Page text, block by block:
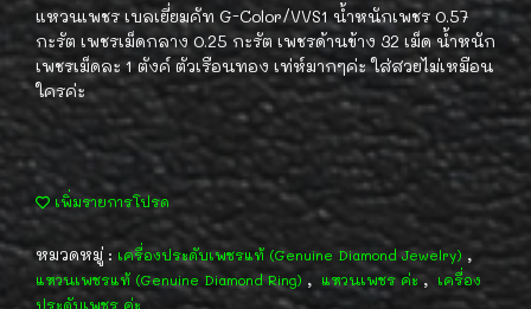
แหวนเพชร เบลเยี่ยมคัท G-Color/VVS1 น้ำหนักเพชร 0.57
กะรัต เพชรเม็ดกลาง 0.25 กะรัต เพชรด้านข้าง 32 เม็ด น้ำหนัก
เพชรเม็ดละ 1 ตังค์ ตัวเรือนทอง เท่ห์มากๆค่ะ ใส่สวยไม่เหมือน
ใครค่ะ
เพิ่มรายการโปรด
หมวดหมู่ :เครื่องประดับเพชรแท้ (Genuine Diamond Jewelry) ,
แหวนเพชรแท้ (Genuine Diamond Ring) , แหวนเพชร ค่ะ, เครื่อง
ประดับเพชร ค่ะ